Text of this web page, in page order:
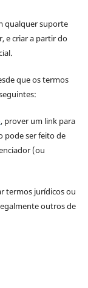
qualquer suporte
e criar a partir do
que os termos
, prover um link para
pode ser feito de
(ou
termos jurídicos ou
outros de